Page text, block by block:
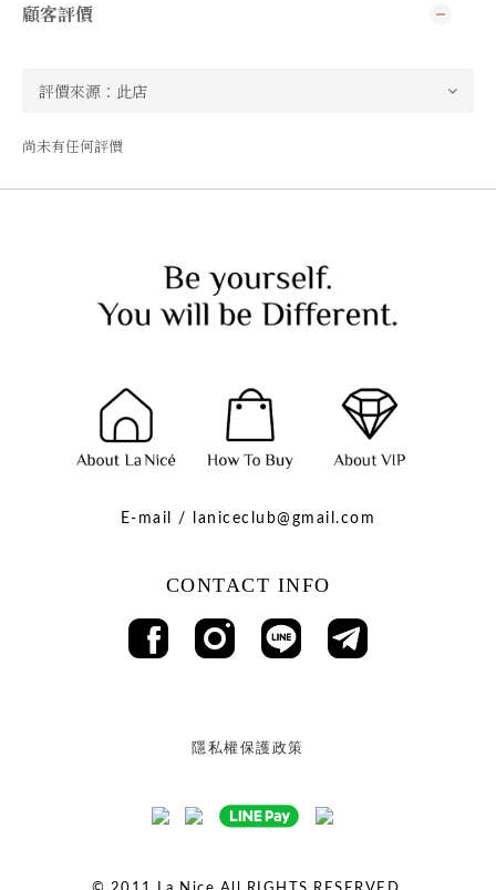
顧客評價
尚未有任何評價
E-mail / laniceclub@gmail.com
CONTACT INFO
隱私權保護政策